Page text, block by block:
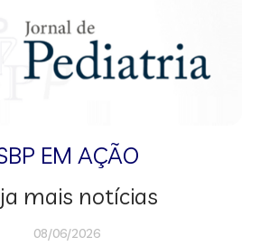
EM AÇÃO
mais notícias
08/06/2026